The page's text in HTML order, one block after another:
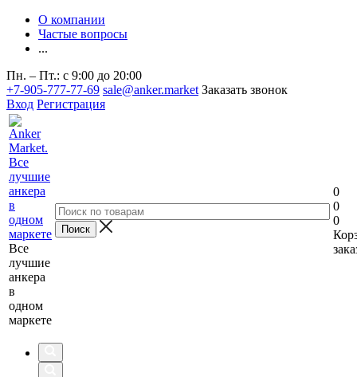
О компании
Частые вопросы
...
Пн. – Пт.: с 9:00 до 20:00
+7-905-777-77-69 sale@anker.market Заказать звонок
Вход Регистрация
Все
лучшие
анкера
в
одном
маркете
0
0
0